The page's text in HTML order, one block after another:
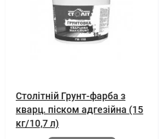
Столітній Грунт-фарба з
кварц. піском адгезійна (15
кг/10,7 л)